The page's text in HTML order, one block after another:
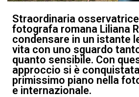
Straordinaria
fotografa romana Liliana
condensare in un istante
vita con uno sguardo
quanto sensibile. Con
approccio si è
primissimo piano nella
e internazionale.